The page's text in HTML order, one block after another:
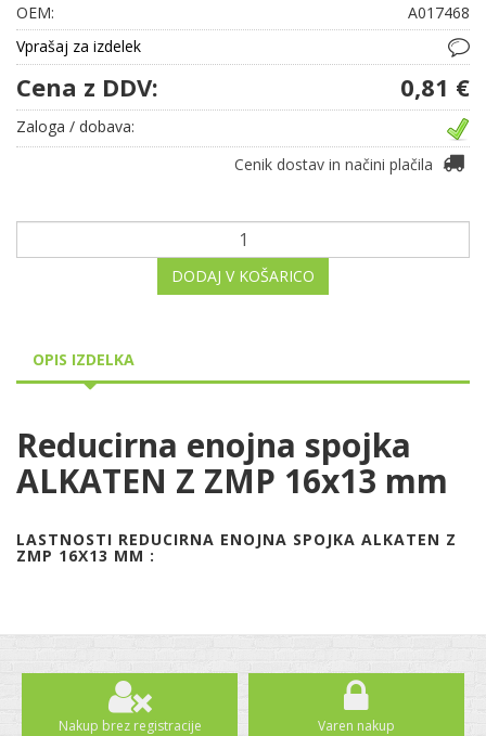
OEM:
A017468
Vprašaj za izdelek
Cena z DDV: 0,81 €
Zaloga / dobava:
Cenik dostav in načini plačila
DODAJ V KOŠARICO
OPIS IZDELKA
Reducirna enojna spojka
ALKATEN Z ZMP 16x13 mm
LASTNOSTI REDUCIRNA ENOJNA SPOJKA ALKATEN Z
ZMP 16X13 MM :
Nakup brez registracije Varen nakup